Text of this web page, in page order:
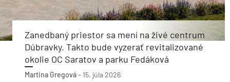
Zanedbaný priestor sa mení na živé centrum
Dúbravky. Takto bude vyzerať revitalizované
okolie OC Saratov a parku Fedáková
Martina Gregová- 15. júla 2026